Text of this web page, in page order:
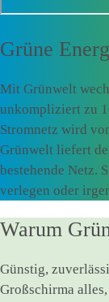
Grüne
Mit Grünwelt
unkompliziert zu
Stromnetz wird
Grünwelt liefert
bestehende Netz.
verlegen oder
Warum
Günstig,
Großschirma